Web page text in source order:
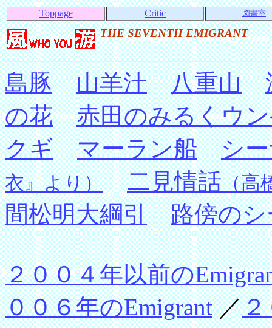
Toppage Critic 図書室
THE SEVENTH EMIGRANT
島豚 山羊汁 八重山
の花
赤田のみるくウ
クギ
マーラン船 シ
衣』より） 二見情話（高
間松明大綱引 路傍の
２００４年以前の
００６年のEmigrant／２